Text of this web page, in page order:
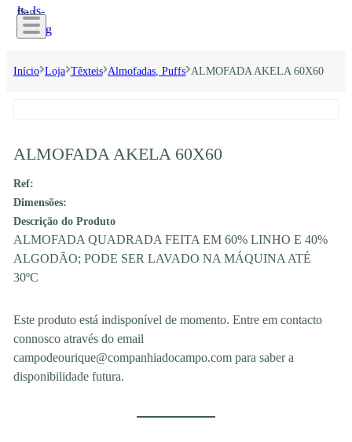
Início Loja Têxteis Almofadas, Puffs ALMOFADA AKELA 60X60
ALMOFADA AKELA 60X60
Ref:
Dimensões:
Descrição do Produto
ALMOFADA QUADRADA FEITA EM 60% LINHO E 40%
ALGODÃO; PODE SER LAVADO NA MÁQUINA ATÉ
30ºC
Este produto está indisponível de momento. Entre em contacto
connosco através do email
campodeourique@companhiadocampo.com para saber a
disponibilidade futura.